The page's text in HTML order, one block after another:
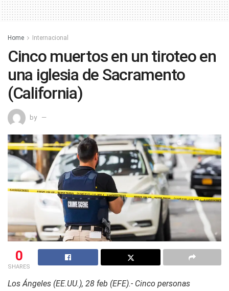
Home Internacional
Cinco muertos en un tiroteo en
una iglesia de Sacramento
(California)
by
0
SHARES
Los Ángeles (EE.UU.), 28 feb (EFE).- Cinco personas